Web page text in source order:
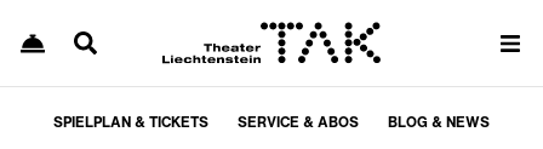
SPIELPLAN & TICKETS SERVICE & ABOS BLOG & NEWS